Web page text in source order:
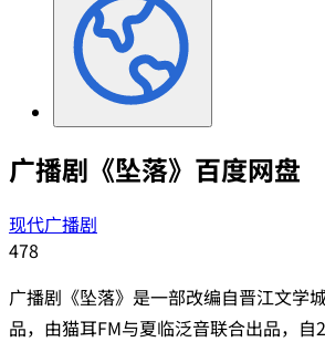
广播剧《坠落》百度网盘
现代广播剧
478
广播剧《坠落》是一部改编自晋江文学
品，由猫耳FM与夏临泛音联合出品，自